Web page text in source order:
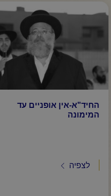
החיד"א-אין אופניים עד
המימונה
לצפיה